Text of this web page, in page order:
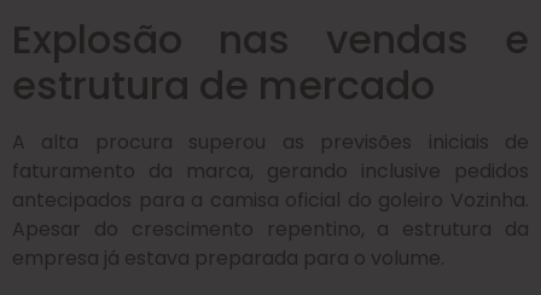
Explosão nas vendas e
estrutura de mercado
A alta procura superou as previsões iniciais de
faturamento da marca, gerando inclusive pedidos
antecipados para a camisa oficial do goleiro Vozinha.
Apesar do crescimento repentino, a estrutura da
empresa já estava preparada para o volume.